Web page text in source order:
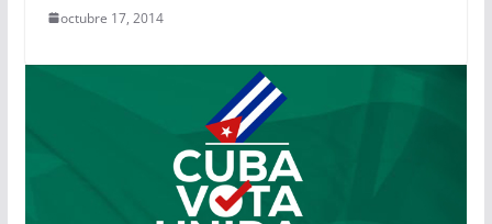
octubre 17, 2014